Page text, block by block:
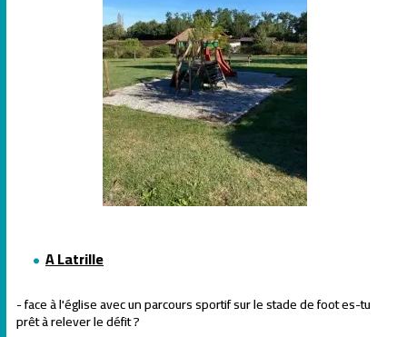
A Latrille
- face à l'église avec un parcours sportif sur le stade de foot es-tu
prêt à relever le défit ?